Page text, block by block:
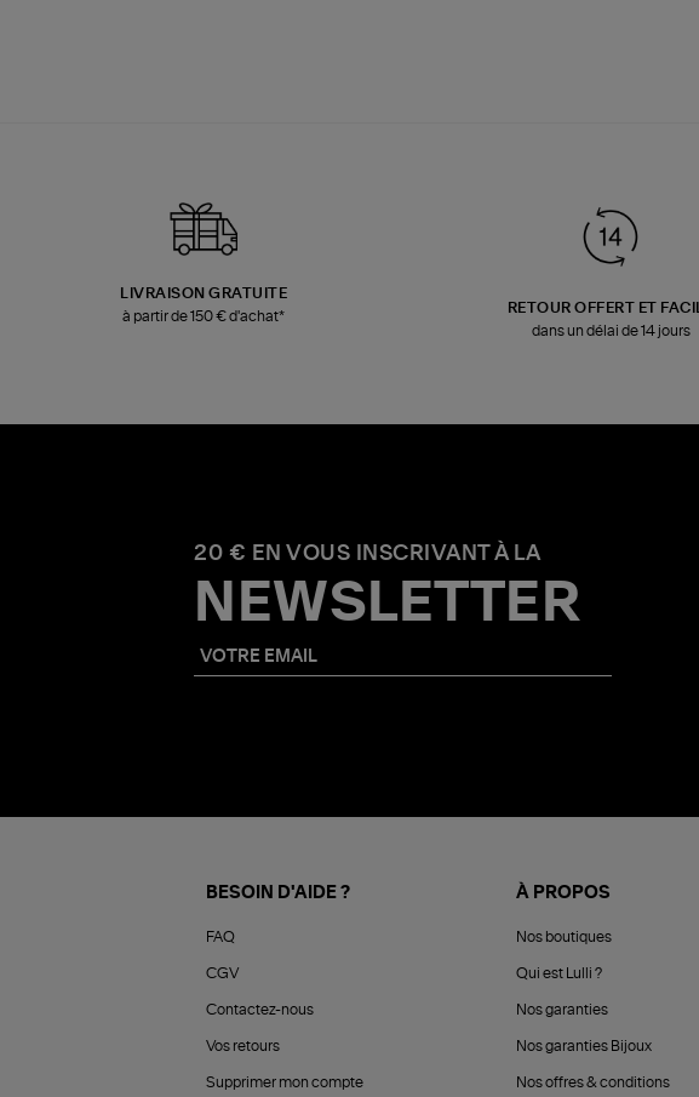
LIVRAISON GRATUITE
à partir de 150 € d'achat*
RETOUR OFFERT ET
dans un délai de 14 jours
20 € EN VOUS INSCRIVANT À LA
NEWSLETTER
BESOIN D'AIDE ?
FAQ
CGV
Contactez-nous
Vos retours
Supprimer mon compte
À PROPOS
Nos boutiques
Qui est Lulli ?
Nos garanties
Nos garanties Bijoux
Nos offres & conditions